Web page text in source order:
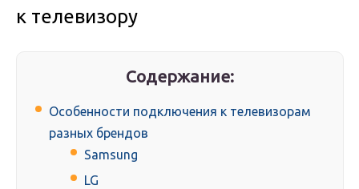
к телевизору
Содержание:
Особенности подключения к телевизорам
разных брендов
Samsung
LG